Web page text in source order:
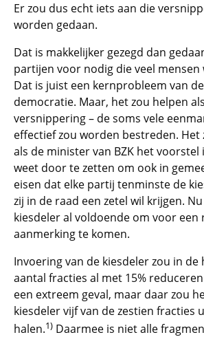
Er zou dus echt iets aan die
worden gedaan.
Dat is makkelijker gezegd dan
partijen voor nodig die veel mensen
Dat is juist een kernprobleem van
democratie. Maar, het zou helpen
versnippering – de soms vele
effectief zou worden bestreden. Het
als de minister van BZK het voorstel
weet door te zetten om ook in
eisen dat elke partij tenminste de
zij in de raad een zetel wil krijgen.
kiesdeler al voldoende om voor een
aanmerking te komen.
Invoering van de kiesdeler zou in
aantal fracties al met 15%
een extreem geval, maar daar zou
kiesdeler vijf van de zestien fracties
halen.1) Daarmee is niet alle